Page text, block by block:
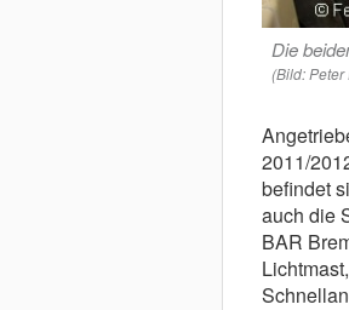
Die
(Bild: Peter
2011/
befindet
auch die
BAR